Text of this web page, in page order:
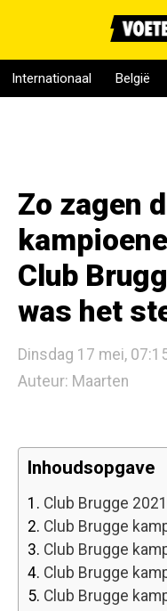
Internationaal België
Zo zagen
Club
was het
Dinsdag 17 mei,
Auteur: Maarten
Inhoudsopgave
1. Club Brugge
2. Club Brugge
3. Club Brugge
4. Club Brugge
5. Club Brugge